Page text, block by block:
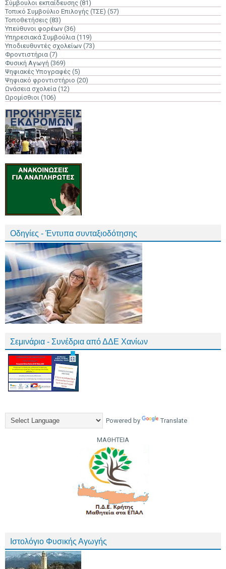
Σύμβουλοι εκπαίδευσης (81)
Τοπικό Συμβούλιο Επιλογής (ΤΣΕ) (57)
Τοποθετήσεις (83)
Υπεύθυνοι φορέων (36)
Υπηρεσιακά Συμβούλια (119)
Υποδιευθυντές σχολείων (73)
Φροντιστήρια (7)
Φυσική Αγωγή (369)
Ψηφιακές Υπογραφές (5)
Ψηφιακό φροντιστήριο (20)
Ωνάσεια σχολεία (12)
Ωρομίσθιοι (106)
Οδηγίες - Έντυπα συνταξιοδότησης
Σεμινάρια - Συνέδρια από ΔΔΕ Χανίων
Powered by Translate
ΜΑΘΗΤΕΙΑ
Ιστολόγιο Φυσικής Αγωγής